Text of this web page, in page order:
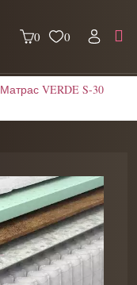
0 0
Матрас VERDE S-30